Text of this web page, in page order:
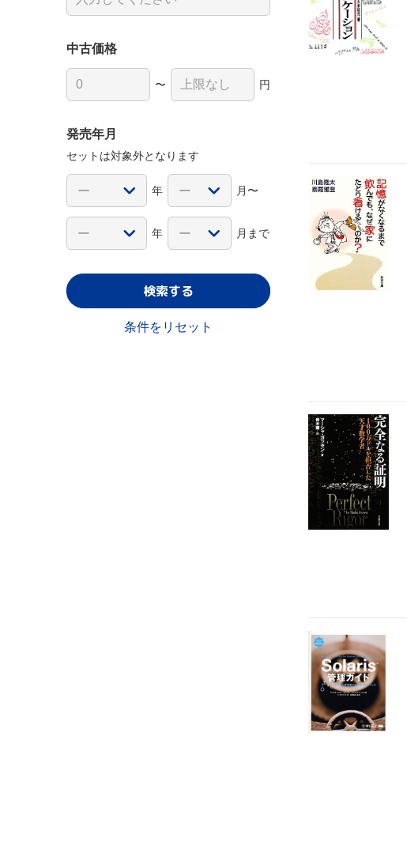
中古価格
〜 円
発売年月
セットは対象外となります
年 月〜
年 月まで
検索する
条件をリセット